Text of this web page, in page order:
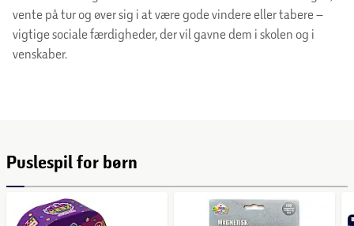
vente på tur og øver sig i at være gode vindere eller tabere –
vigtige sociale færdigheder, der vil gavne dem i skolen og i
venskaber.
Puslespil for børn